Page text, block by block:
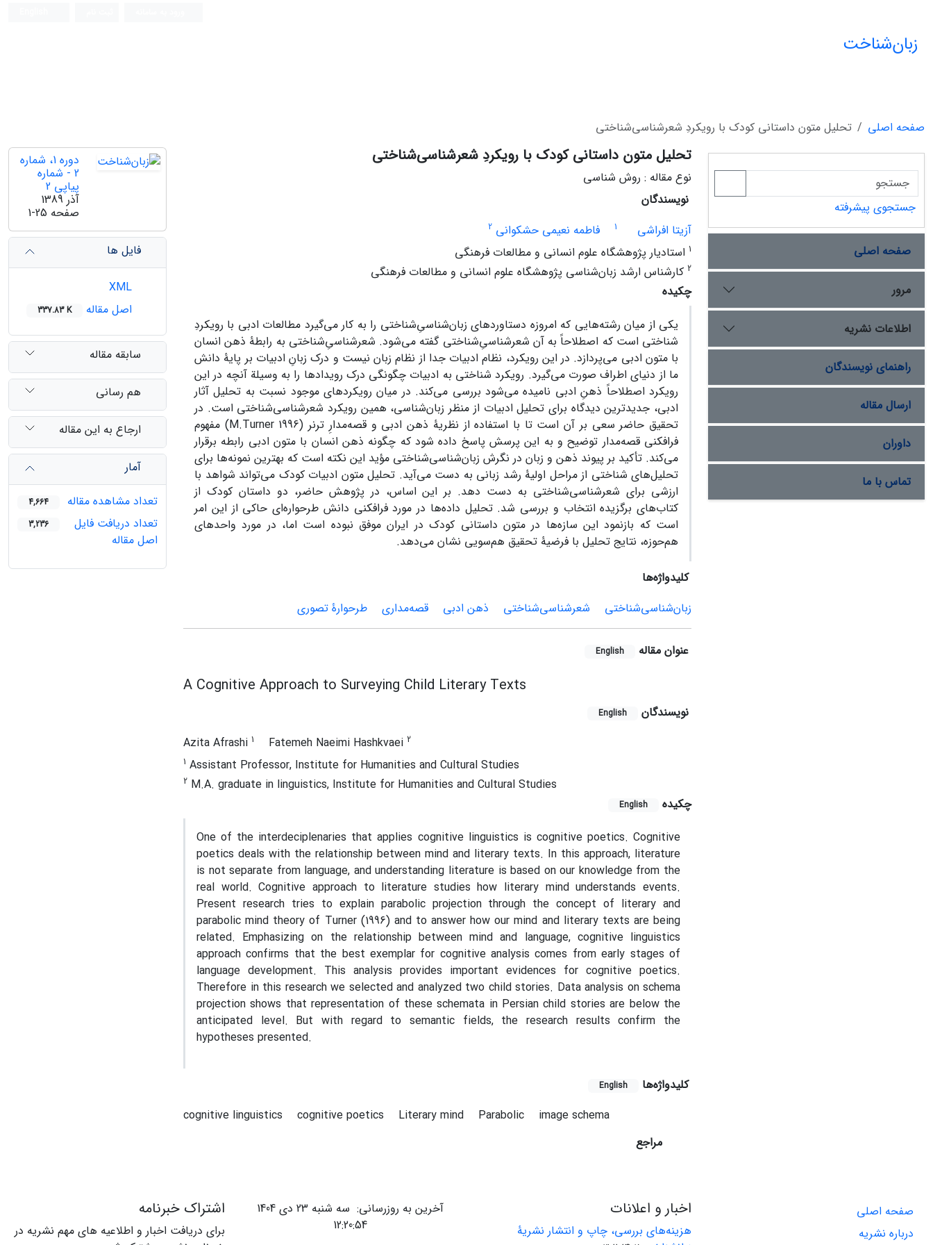
زبان‌شناخت
صفحه اصلی تحلیل متون داستانی کودک با رویکردِ شعرشناسی‌شناختی
تحلیل متون داستانی کودک با رویکردِ شعرشناسی‌شناختی
نوع مقاله : روش شناسی
نویسندگان
آزیتا افراشی
1 فاطمه نعیمی حشکوانی 2
1 استاد‌یار پژوهشگاه علوم انسانی و مطالعات فرهنگی
2 کارشناس ارشد زبان‌شناسی پژوهشگاه علوم انسانی و مطالعات فرهنگی
چکیده
یکی از میان رشته‌هایی که امروزه دستاوردهای زبان‌شناسیِ‌شناختی را به کار می‌گیرد مطالعات ادبی با رویکردِ
شناختی است که اصطلاحاً به آن شعرشناسیِ‌شناختی گفته می‌شود. شعرشناسیِ‌شناختی به رابطۀ ذهن انسان
با متون ادبی می‌پردازد. در این رویکرد، نظام ادبیات جدا از نظام زبان نیست و درک زبانِ ادبیات بر پایۀ دانش
ما از دنیای اطراف صورت می‌گیرد. رویکرد شناختی به ادبیات چگونگی درک رویدادها را به وسیلة آنچه در این
رویکرد اصطلاحاً ذهنِ ادبی نامیده می‌شود بررسی می‌کند. در میان رویکردهای موجود نسبت به تحلیل آثار
ادبی، جدیدترین دیدگاه برای تحلیل ادبیات از منظر زبان‌شناسی، همین رویکرد شعرشناسی‌شناختی است. در
تحقیق حاضر سعی بر آن است تا با استفاده از نظریۀ ذهن ادبی و قصه‌مدارِ ترنر (M.Turner 1996) مفهوم
فرافکنی قصه‌مدار توضیح و به این پرسش پاسخ داده شود که چگونه ذهن انسان با متون ادبی رابطه برقرار
می‌کند. تأکید بر پیوند ذهن و زبان در نگرش زبان‌شناسی‌شناختی مؤید این نکته است که بهترین نمونه‌ها برای
تحلیل‌های شناختی از مراحل اولیۀ رشد زبانی به دست می‌آید. تحلیل متون ادبیات کودک می‌تواند شواهد با
ارزشی برای شعرشناسی‌شناختی به دست دهد. بر این اساس، در پژوهش حاضر، دو داستان کودک از
کتاب‌های برگزیده انتخاب و بررسی شد. تحلیل داده‌ها در مورد فرافکنی دانش طرحواره‌ای حاکی از این امر
است که بازنمود این سازه‌ها در متون داستانی کودک در ایران موفق نبوده است اما، در مورد واحدهای
هم‌حوزه، نتایج تحلیل با فرضیۀ تحقیق هم‌سویی نشان می‌دهد.
کلیدواژه‌ها
زبان‌شناسی‌شناختی
شعرشناسی‌شناختی ذهن ادبی قصه‌مداری طرحوارۀ تصوری
عنوان مقاله English
A Cognitive Approach to Surveying Child Literary Texts
نویسندگان English
Azita Afrashi 1 Fatemeh Naeimi Hashkvaei 2
1 Assistant Professor, Institute for Humanities and Cultural Studies
2 M.A. graduate in linguistics, Institute for Humanities and Cultural Studies
چکیده
English
One of the interdeciplenaries that applies cognitive linguistics is cognitive poetics. Cognitive
poetics deals with the relationship between mind and literary texts. In this approach, literature
is not separate from language, and understanding literature is based on our knowledge from the
real world. Cognitive approach to literature studies how literary mind understands events.
Present research tries to explain parabolic projection through the concept of literary and
parabolic mind theory of Turner (1996) and to answer how our mind and literary texts are being
related. Emphasizing on the relationship between mind and language, cognitive linguistics
approach confirms that the best exemplar for cognitive analysis comes from early stages of
language development. This analysis provides important evidences for cognitive poetics.
Therefore in this research we selected and analyzed two child stories. Data analysis on schema
projection shows that representation of these schemata in Persian child stories are below the
anticipated level. But with regard to semantic fields, the research results confirm the
hypotheses presented.
کلیدواژه‌ها English
cognitive linguistics cognitive poetics Literary mind Parabolic
image schema
مراجع
دوره 1، شماره
2 - شماره
پیاپی 2
آذر 1389
صفحه 1-25
فایل ها
اصل مقاله
337.83 K
سابقه مقاله
هم رسانی
ارجاع به این مقاله
آمار
تعداد مشاهده مقاله
4,664
تعداد دریافت فایل
اصل مقاله
3,236
جستجوی پیشرفته
صفحه اصلی
مرور
اطلاعات نشریه
راهنمای نویسندگان
ارسال مقاله
داوران
تماس با ما
صفحه اصلی
درباره نشریه
اخبار و اعلانات
هزینه‌های بررسی، چاپ و انتشار نشریۀ
آخرین به روزرسانی: سه شنبه 23 دی 1404
12:20:54
اشتراک خبرنامه
برای دریافت اخبار و اطلاعیه های مهم نشریه در